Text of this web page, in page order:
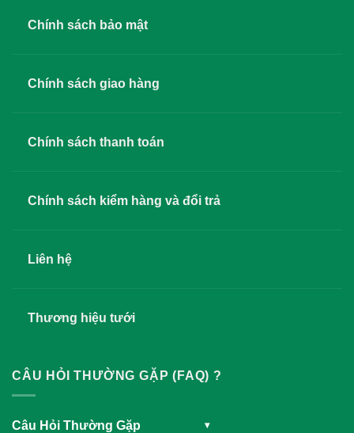
Chính sách bảo mật
Chính sách giao hàng
Chính sách thanh toán
Chính sách kiểm hàng và đổi trả
Liên hệ
Thương hiệu tưới
CÂU HỎI THƯỜNG GẶP (FAQ) ?
Câu Hỏi Thường Gặp ▾